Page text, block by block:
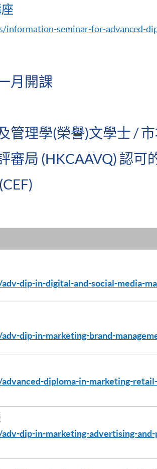
information-seminar-for-advanced-
月開課
理學(榮譽)文學士 /
局 (HKCAAVQ) 認可
dip-in-digital-and-social-media-
dip-in-marketing-brand-
diploma-in-marketing-retail-
dip-in-marketing-advertising-